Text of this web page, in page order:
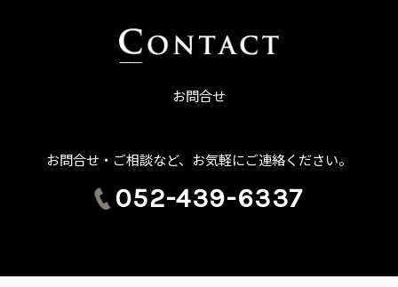
お問合せ
お問合せ・ご相談など、お気軽にご連絡ください。
052-439-6337